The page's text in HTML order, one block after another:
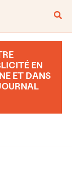
EN
ET DANS